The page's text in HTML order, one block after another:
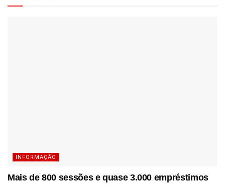
INFORMAÇÃO
Mais de 800 sessões e quase 3.000 empréstimos